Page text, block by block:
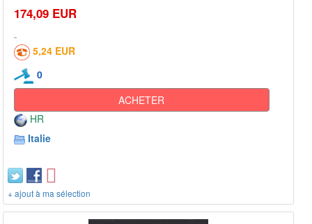
174,09 EUR
5,24 EUR
0
ACHETER
HR
Italie
+ ajout à ma sélection